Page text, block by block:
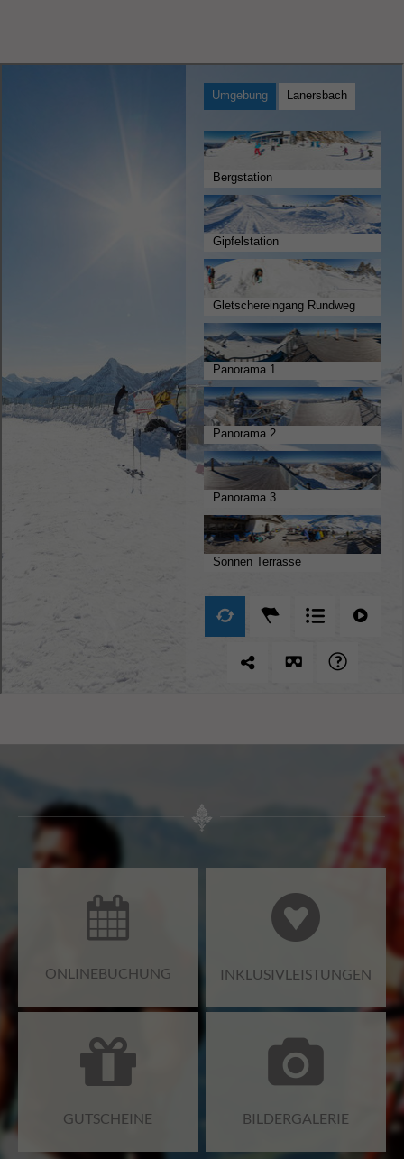
ONLINEBUCHUNG INKLUSIVLEISTUNGEN
GUTSCHEINE BILDERGALERIE
Analytics unter
https://policies.google.com/privacy.
Gesammelte nicht personenbezogene
über die Nutzung der Website zu erstellen,
die uns helfen, unsere Websites / Apps zu
verbessern. Diese Informationen werden
auch an unsere Kunden / Partner
weitergegeben.